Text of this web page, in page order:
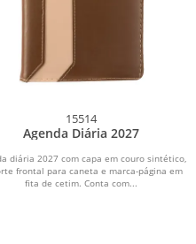
15514
Agenda Diária 2027
diária 2027 com capa em couro sintético,
frontal para caneta e marca-página em
fita de cetim. Conta com...